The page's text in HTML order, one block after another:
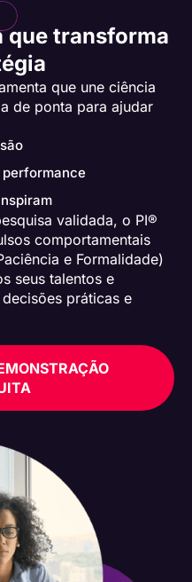
que transforma
que une ciência
de ponta para ajudar
validada, o PI®
comportamentais
e Formalidade)
seus talentos e
práticas e